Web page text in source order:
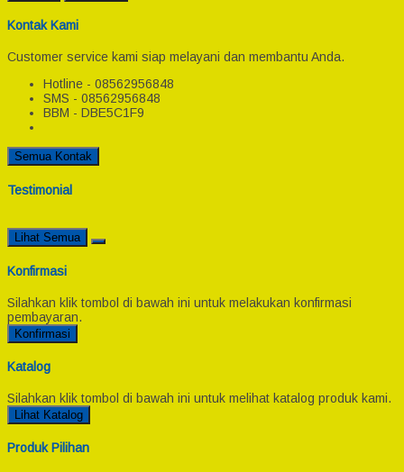
Kontak Kami
Customer service kami siap melayani dan membantu Anda.
Hotline - 08562956848
SMS - 08562956848
BBM - DBE5C1F9
Semua Kontak
Testimonial
Lihat Semua
Konfirmasi
Silahkan klik tombol di bawah ini untuk melakukan konfirmasi
pembayaran.
Konfirmasi
Katalog
Silahkan klik tombol di bawah ini untuk melihat katalog produk kami.
Lihat Katalog
Produk Pilihan